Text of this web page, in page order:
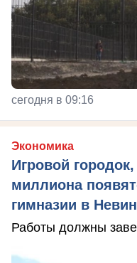
сегодня в 09:16
Экономика
Игровой
миллиона
гимназии в
Работы должны